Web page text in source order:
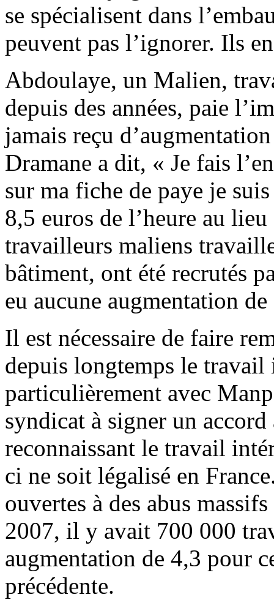
se spécialisent dans
peuvent pas l’ignorer. Ils
Abdoulaye, un Malien,
depuis des années, paie
jamais reçu
Dramane a dit, « Je fais
sur ma fiche de paye je
8,5 euros de l’heure au
travailleurs maliens
bâtiment, ont été recrutés
eu aucune augmentation de
Il est nécessaire de faire
depuis longtemps le
particulièrement avec
syndicat à signer un
reconnaissant le travail
ci ne soit légalisé en
ouvertes à des abus
2007, il y avait 700 000
augmentation de 4,3 pour
précédente.